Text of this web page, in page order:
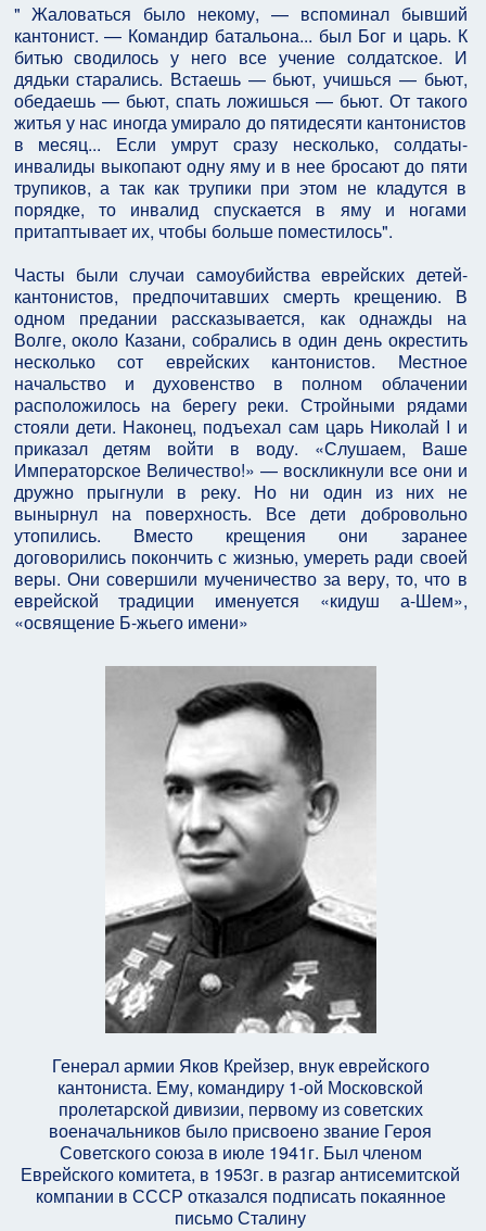
" Жаловаться было некому, — вспоминал бывший
кантонист. — Командир батальона... был Бог и царь. К
битью сводилось у него все учение солдатское. И
дядьки старались. Встаешь — бьют, учишься — бьют,
обедаешь — бьют, спать ложишься — бьют. От такого
житья у нас иногда умирало до пятидесяти кантонистов
в месяц... Если умрут сразу несколько, солдаты-
инвалиды выкопают одну яму и в нее бросают до пяти
трупиков, а так как трупики при этом не кладутся в
порядке, то инвалид спускается в яму и ногами
притаптывает их, чтобы больше поместилось".
Часты были случаи самоубийства еврейских детей-
кантонистов, предпочитавших смерть крещению. В
одном предании рассказывается, как однажды на
Волге, около Казани, собрались в один день окрестить
несколько сот еврейских кантонистов. Местное
начальство и духовенство в полном облачении
расположилось на берегу реки. Стройными рядами
стояли дети. Наконец, подъехал сам царь Николай I и
приказал детям войти в воду. «Слушаем, Ваше
Императорское Величество!» — воскликнули все они и
дружно прыгнули в реку. Но ни один из них не
вынырнул на поверхность. Все дети добровольно
утопились. Вместо крещения они заранее
договорились покончить с жизнью, умереть ради своей
веры. Они совершили мученичество за веру, то, что в
еврейской традиции именуется «кидуш а-Шем»,
«освящение Б-жьего имени»
Генерал армии Яков Крейзер, внук еврейского
кантониста. Ему, командиру 1-ой Московской
пролетарской дивизии, первому из советских
военачальников было присвоено звание Героя
Советского союза в июле 1941г. Был членом
Еврейского комитета, в 1953г. в разгар антисемитской
компании в СССР отказался подписать покаянное
письмо Сталину